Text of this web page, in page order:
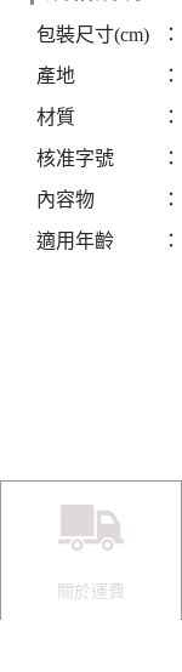
包裝尺寸(cm) ：
產地
：
材質
：
核准字號
：
內容物
：
適用年齡
：
關於運費